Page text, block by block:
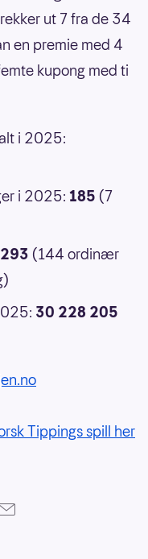
ut 7 fra de 34
en premie med 4
kupong med ti
i 2025:
i 2025: 185 (7
293 (144 ordinær
30 228 205
Tippings spill her